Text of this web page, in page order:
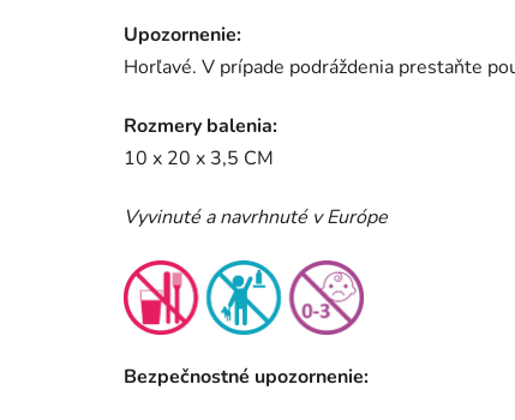
Upozornenie:
Horľavé. V prípade podráždenia prestaňte
Rozmery balenia:
10 x 20 x 3,5 CM
Vyvinuté a navrhnuté v Európe
Bezpečnostné upozornenie: